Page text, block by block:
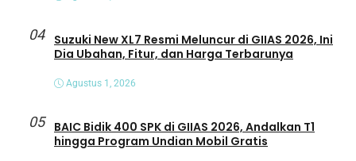
04
Suzuki New XL7 Resmi Meluncur di GIIAS 2026, Ini
Dia Ubahan, Fitur, dan Harga Terbarunya
Agustus 1, 2026
05
BAIC Bidik 400 SPK di GIIAS 2026, Andalkan T1
hingga Program Undian Mobil Gratis